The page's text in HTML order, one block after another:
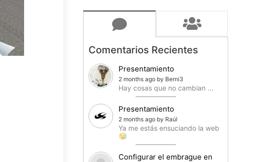
Comentarios Recientes
Presentamiento
2 months ago by Berni3
Hay cosas que no cambian ...
Presentamiento
2 months ago by Raúl
Ya me estás ensuciando la web
😪
Configurar el embrague en